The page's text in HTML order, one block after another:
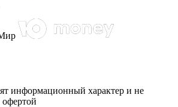
информационный характер и не